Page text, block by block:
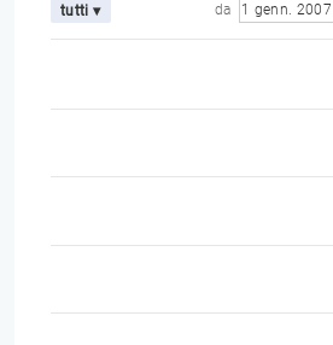
tutti ▾ da 1 genn. 2007